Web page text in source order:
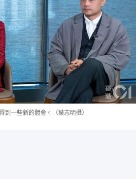
到一些新的體會。（葉志明攝）